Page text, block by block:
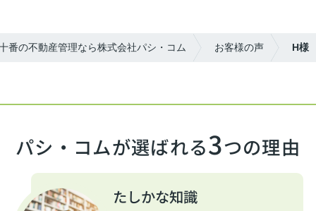
番の不動産管理なら株式会社パシ・コム お客様の声 H様
パシ・コムが選ばれる3つの理由
たしかな知識